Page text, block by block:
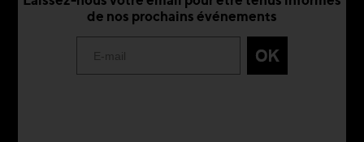
de nos prochains événements